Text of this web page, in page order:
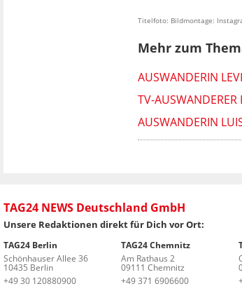
Titelfoto: Bildmontage:
Mehr zum
AUSWANDERIN
TV-
AUSWANDERIN
TAG24 NEWS Deutschland GmbH
Unsere Redaktionen direkt für Dich vor Ort:
TAG24 Berlin
Schönhauser Allee 36
10435 Berlin
+49 30 120880900
TAG24 Chemnitz
Am Rathaus 2
09111 Chemnitz
+49 371 6906600